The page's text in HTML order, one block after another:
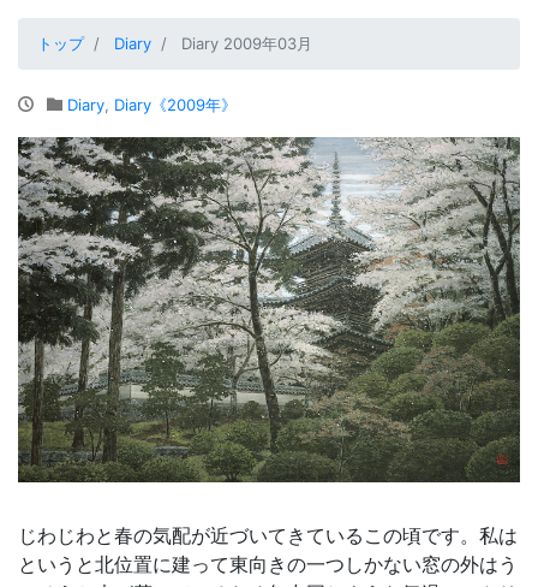
トップ Diary Diary 2009年03月
Diary, Diary《2009年》
じわじわと春の気配が近づいてきているこの頃です。私は
というと北位置に建って東向きの一つしかない窓の外はう